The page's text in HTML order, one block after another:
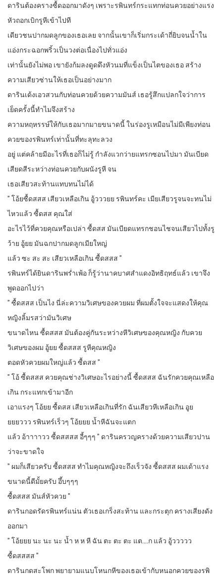
ดารินต้องครางซื้ดออกมาดังๆ เพราะรพินทร์กระแทกท่อนควยอย่างแรง
หัวถอกเบิกรูหีเข้าไปที
เดียวชนปากมดลูกของเธอเลย จากนั้นเขาก็เริ่มกระเด้าถี่ยิบจนน้ำใน
แอ่งกระฉอกพริ้วเป็นวงต่อเนื่องไปทั่วแอ่ง
เท่านั้นยังไม่พอ เขายังก้มลงดูดดึงหัวนมที่แข็งเป็นไตของเธอ สร้าง
ความเสียวซ่านให้เธอเป็นอย่างมาก
ดารินเด้งเอวสวนกับท่อนควยด้วยความมันส์ เธอรู้สึกแปลกใจว่าการ
เย็ดครั้งนี้ทำไมจึงสร้าง
ความหฤหรรษ์ให้กับเธอมากมายขนาดนี้ ในร่องรูเหมือนไม่มีเพียงท่อน
ควยของรพินทร์เท่านั้นที่ทะลุทะลวง
อยู่ แต่คล้ายมีอะไรที่เธอก็ไม่รู้ กำลังแวกว่ายแทรกซอนไปมา มันเบียด
เสียดสีระหว่างท่อนควยกับผนังรูหี จน
เธอเสียวสะท้านแทบทนไม่ได้
” โอ้ยซื้ดสสส เสียวเหลือเกิน อู้วววยย รพินทร์คะ เมียเสียวรูจนจะทนไม่
ไหวแล้ว ซื้ดสส คุณใส่
อะไรไว้ที่ควยคุณหรือเปล่า ซื้ดสส มันเบียดแทรกชอนไชจนเสียวไปทั้งรู
ว้าย อู้ยย มันฉกปากมดลูกเมียใหญ่
แล้ว ซะ สะ สะ เสียวเหลือเกิน ซื้ดสสส ”
รพินทร์ได้ยินดารินพร่ำเพ้อ ก็รู้ว่านาคบาศสำแดงอิทธิฤทธ์แล้ว เขาจึง
พูดออกไปว่า
” ซื้ดสสส เป็นไง นี่ล่ะความวิเศษของควยผม ที่ผมตั้งใจจะแสดงให้คุณ
หญิงลิ้มรสว่ามันวิเศษ
ขนาดไหน ซื้ดสสส มันต้องคู่กันระหว่างหีวิเศษของคุณหญิง กับควย
วิเศษของผม อู้ยย ซื้ดสสส รูหีคุณหญิง
ตอดหัวควยผมใหญ่แล้ว ซื้ดสส ”
” โอ้ ซื้ดสสส ควยคุณช่างวิเศษอะไรอย่างนี้ ซื้ดสสส ฉันรักควยคุณเหลือ
เกิน กระแทกเข้ามาอีก
เอาแรงๆ โอ้ยย ซื้ดสส เสียวเหลือเกินที่รัก ฉันเสียวหีเหลือเกิน อูย
ยยยววว รพินทร์เร็วๆ โอ้ยยย น้ำหีฉันจะแตก
แล้ว อ้าาาาวว ซื้ดสสสส อี้ๆๆๆ ” ดารินครวญครางด้วยความเสียวปาน
ว่าจะขาดใจ
” ผมก็เสียวครับ ซื้ดสสส ทำไมคุณหญิงจะถึงเร็วจัง ซื้ดสสส ผมเด้าแรง
ขนาดนี้ดีมั้ยครับ อึ้บๆๆๆ
ซื้ดสสส มันส์หัวควย ”
ดารินกอดรัดรพินทร์แน่น ตัวเธอเกร็งสะท้าน และกระตุก ครางเสียงดัง
ออกมา
” โอ้ยยย นะ นะ นะ น้ำ ห ห หี ฉัน ตะ ตะ ตะ แต….ก แล้ว อู้ววววว
ซื้ดสสสส ”
ดารินกดสะโพก พยายามแนบโหนกหีของเธอเข้ากับหนอกควยของรพิ